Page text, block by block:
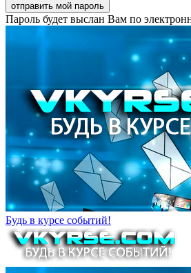
Пароль будет выслан Вам по
Будь в курсе событий!